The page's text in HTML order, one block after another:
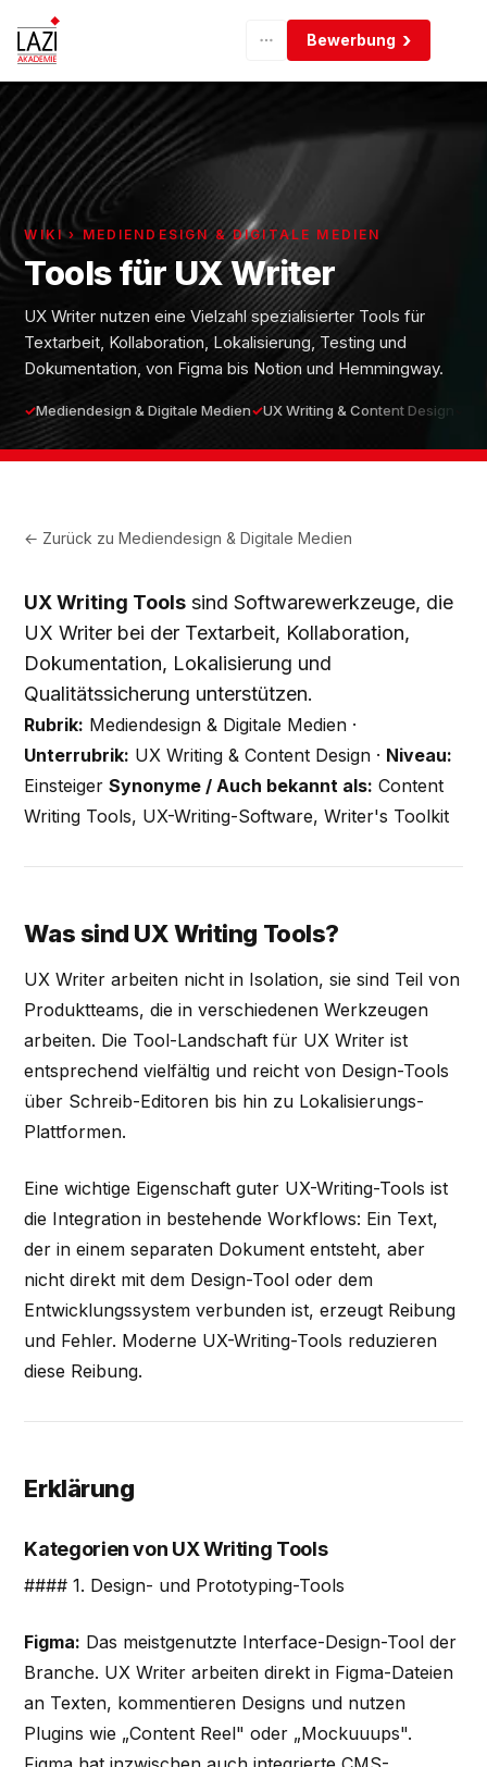
Bewerbung
WIKI › MEDIENDESIGN & DIGITALE MEDIEN
Tools für UX Writer
UX Writer nutzen eine Vielzahl spezialisierter Tools für
Textarbeit, Kollaboration, Lokalisierung, Testing und
Dokumentation, von Figma bis Notion und Hemmingway.
Mediendesign & Digitale Medien UX Writing & Content Design
← Zurück zuMediendesign & Digitale Medien
UX Writing Tools sind Softwarewerkzeuge, die
UX Writer bei der Textarbeit, Kollaboration,
Dokumentation, Lokalisierung und
Qualitätssicherung unterstützen.
Rubrik: Mediendesign & Digitale Medien ·
Unterrubrik: UX Writing & Content Design · Niveau:
EinsteigerSynonyme / Auch bekannt als: Content
Writing Tools, UX-Writing-Software, Writer's Toolkit
Was sind UX Writing Tools?
UX Writer arbeiten nicht in Isolation, sie sind Teil von
Produktteams, die in verschiedenen Werkzeugen
arbeiten. Die Tool-Landschaft für UX Writer ist
entsprechend vielfältig und reicht von Design-Tools
über Schreib-Editoren bis hin zu Lokalisierungs-
Plattformen.
Eine wichtige Eigenschaft guter UX-Writing-Tools ist
die Integration in bestehende Workflows: Ein Text,
der in einem separaten Dokument entsteht, aber
nicht direkt mit dem Design-Tool oder dem
Entwicklungssystem verbunden ist, erzeugt Reibung
und Fehler. Moderne UX-Writing-Tools reduzieren
diese Reibung.
Erklärung
Kategorien von UX Writing Tools
#### 1. Design- und Prototyping-Tools
Figma: Das meistgenutzte Interface-Design-Tool der
Branche. UX Writer arbeiten direkt in Figma-Dateien
an Texten, kommentieren Designs und nutzen
Plugins wie „Content Reel" oder „Mockuuups".